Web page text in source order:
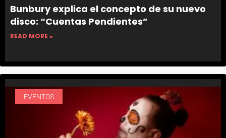
Bunbury explica el concepto de su nuevo
disco: “Cuentas Pendientes”
READ MORE »
EVENTOS